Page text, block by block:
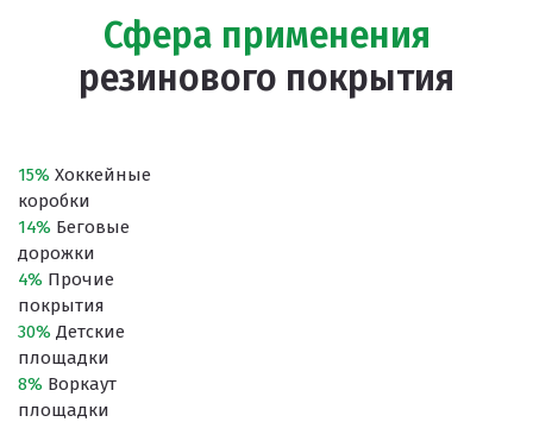
Сфера применения
резинового покрытия
15% Хоккейные
коробки
14% Беговые
дорожки
4% Прочие
покрытия
30% Детские
площадки
8% Воркаут
площадки